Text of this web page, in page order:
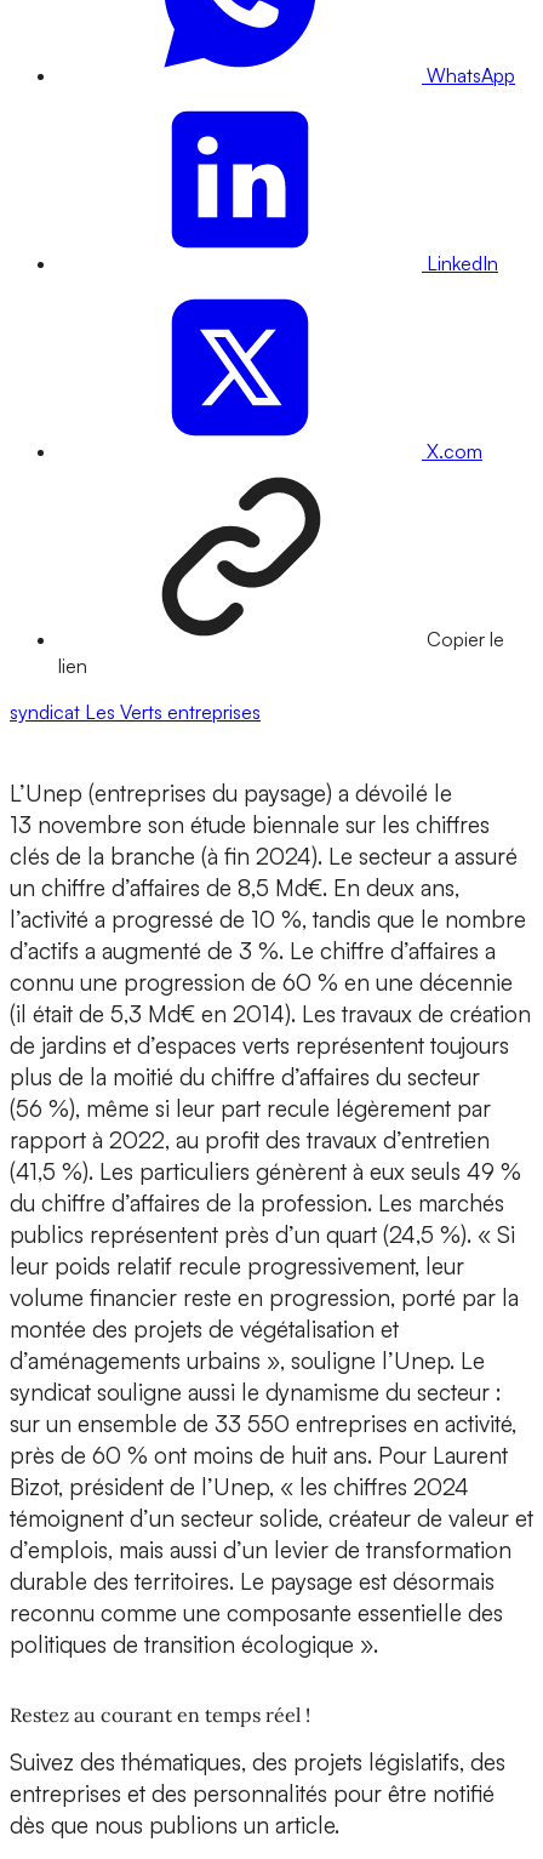
WhatsApp
LinkedIn
X.com
Copier le
lien
syndicat Les Verts entreprises
L’Unep (entreprises du paysage) a dévoilé le
13 novembre son étude biennale sur les chiffres
clés de la branche (à fin 2024). Le secteur a assuré
un chiffre d’affaires de 8,5 Md€. En deux ans,
l’activité a progressé de 10 %, tandis que le nombre
d’actifs a augmenté de 3 %. Le chiffre d’affaires a
connu une progression de 60 % en une décennie
(il était de 5,3 Md€ en 2014). Les travaux de création
de jardins et d’espaces verts représentent toujours
plus de la moitié du chiffre d’affaires du secteur
(56 %), même si leur part recule légèrement par
rapport à 2022, au profit des travaux d’entretien
(41,5 %). Les particuliers génèrent à eux seuls 49 %
du chiffre d’affaires de la profession. Les marchés
publics représentent près d’un quart (24,5 %). « Si
leur poids relatif recule progressivement, leur
volume financier reste en progression, porté par la
montée des projets de végétalisation et
d’aménagements urbains », souligne l’Unep. Le
syndicat souligne aussi le dynamisme du secteur :
sur un ensemble de 33 550 entreprises en activité,
près de 60 % ont moins de huit ans. Pour Laurent
Bizot, président de l’Unep, « les chiffres 2024
témoignent d’un secteur solide, créateur de valeur et
d’emplois, mais aussi d’un levier de transformation
durable des territoires. Le paysage est désormais
reconnu comme une composante essentielle des
politiques de transition écologique ».
Restez au courant en temps réel !
Suivez des thématiques, des projets législatifs, des
entreprises et des personnalités pour être notifié
dès que nous publions un article.